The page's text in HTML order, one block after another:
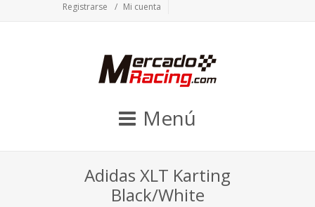
Registrarse
Mi cuenta
Menú
Adidas XLT Karting
Black/White